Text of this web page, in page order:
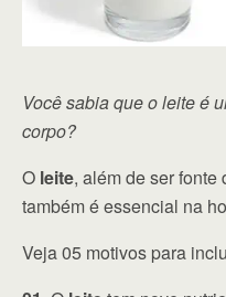
Você sabia que o leite é
corpo?
O leite, além de ser
também é essencial na
Veja 05 motivos para